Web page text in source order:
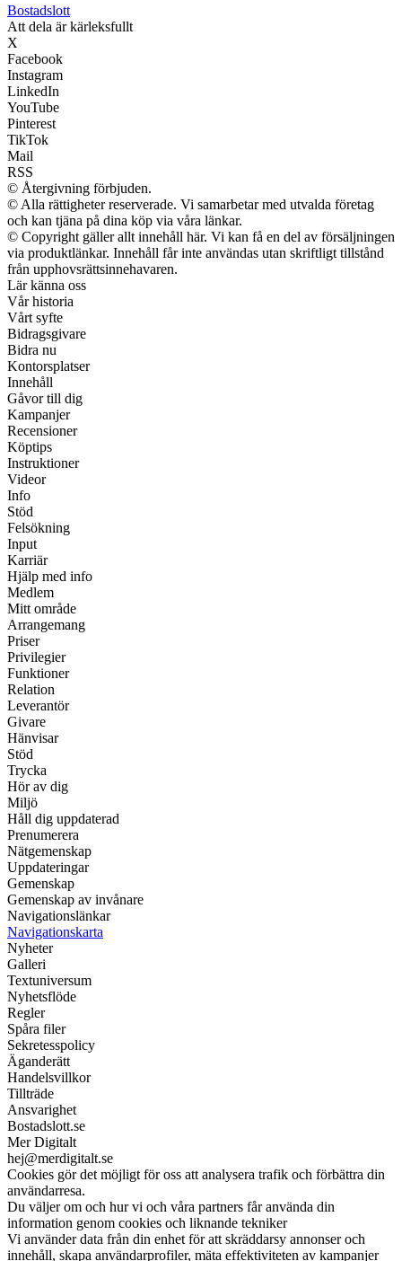
Bostadslott
Att dela är kärleksfullt
X
Facebook
Instagram
LinkedIn
YouTube
Pinterest
TikTok
Mail
RSS
© Återgivning förbjuden.
© Alla rättigheter reserverade. Vi samarbetar med utvalda företag
och kan tjäna på dina köp via våra länkar.
© Copyright gäller allt innehåll här. Vi kan få en del av försäljningen
via produktlänkar. Innehåll får inte användas utan skriftligt tillstånd
från upphovsrättsinnehavaren.
Lär känna oss
Vår historia
Vårt syfte
Bidragsgivare
Bidra nu
Kontorsplatser
Innehåll
Gåvor till dig
Kampanjer
Recensioner
Köptips
Instruktioner
Videor
Info
Stöd
Felsökning
Input
Karriär
Hjälp med info
Medlem
Mitt område
Arrangemang
Priser
Privilegier
Funktioner
Relation
Leverantör
Givare
Hänvisar
Stöd
Trycka
Hör av dig
Miljö
Håll dig uppdaterad
Prenumerera
Nätgemenskap
Uppdateringar
Gemenskap
Gemenskap av invånare
Navigationslänkar
Navigationskarta
Nyheter
Galleri
Textuniversum
Nyhetsflöde
Regler
Spåra filer
Sekretesspolicy
Äganderätt
Handelsvillkor
Tillträde
Ansvarighet
Bostadslott.se
Mer Digitalt
hej@merdigitalt.se
Cookies gör det möjligt för oss att analysera trafik och förbättra din
användarresa.
Du väljer om och hur vi och våra partners får använda din
information genom cookies och liknande tekniker
Vi använder data från din enhet för att skräddarsy annonser och
innehåll, skapa användarprofiler, mäta effektiviteten av kampanjer